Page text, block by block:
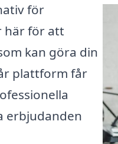
för
här för att
kan göra din
plattform får
erbjudanden